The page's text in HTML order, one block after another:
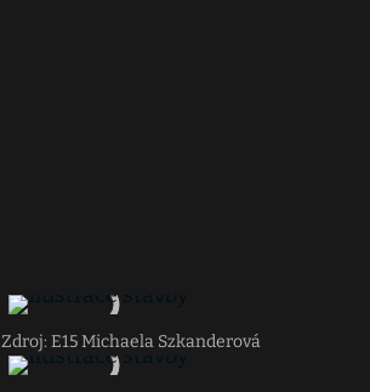
Zdroj: E15 Michaela Szkanderová